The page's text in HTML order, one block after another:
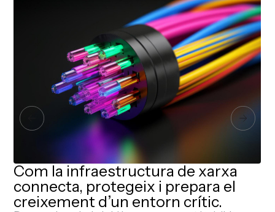
Com la infraestructura de xarxa
connecta, protegeix i prepara el
creixement d’un entorn crític.